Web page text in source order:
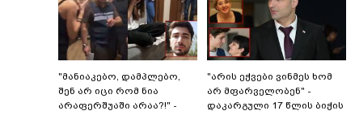
"მანიაკებო, დამპლებო,
შენ არ იცი რომ ნია
არაფერშუაში არაა?!" -
"არის ეჭვები ვინმეს ხომ
არ მფარველობენ" -
დაკარგული 17 წლის ბიჭის